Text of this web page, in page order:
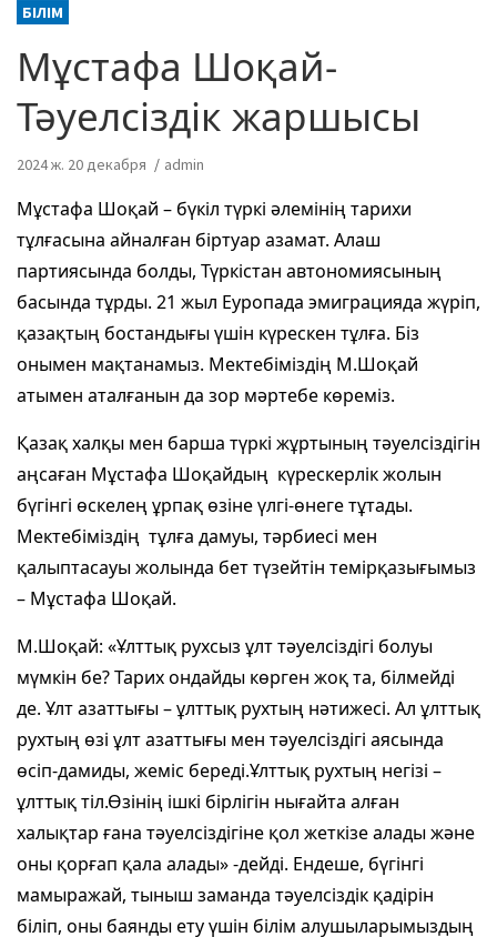
БІЛІМ
Мұстафа Шоқай-
Тәуелсіздік жаршысы
2024 ж. 20 декабря admin
Мұстафа Шоқай – бүкіл түркі әлемінің тарихи
тұлғасына айналған біртуар азамат. Алаш
партиясында болды, Түркістан автономиясының
басында тұрды. 21 жыл Еуропада эмиграцияда жүріп,
қазақтың бостандығы үшін күрескен тұлға. Біз
онымен мақтанамыз. Мектебіміздің М.Шоқай
атымен аталғанын да зор мәртебе көреміз.
Қазақ халқы мен барша түркі жұртының тәуелсіздігін
аңсаған Мұстафа Шоқайдың күрескерлік жолын
бүгінгі өскелең ұрпақ өзіне үлгі-өнеге тұтады.
Мектебіміздің тұлға дамуы, тәрбиесі мен
қалыптасауы жолында бет түзейтін темірқазығымыз
– Мұстафа Шоқай.
М.Шоқай: «Ұлттық рухсыз ұлт тәуелсiздiгi болуы
мүмкiн бе? Тарих ондайды көрген жоқ та, бiлмейдi
де. Ұлт азаттығы – ұлттық рухтың нәтижесi. Ал ұлттық
рухтың өзi ұлт азаттығы мен тәуелсiздiгi аясында
өсiп-дамиды, жемiс бередi.Ұлттық рухтың негiзi –
ұлттық тiл.Өзiнiң iшкi бiрлiгiн нығайта алған
халықтар ғана тәуелсiздiгiне қол жеткiзе алады және
оны қорғап қала алады» -дейді. Ендеше, бүгінгі
мамыражай, тыныш заманда тәуелсіздік қадірін
біліп, оны баянды ету үшін білім алушыларымыздың